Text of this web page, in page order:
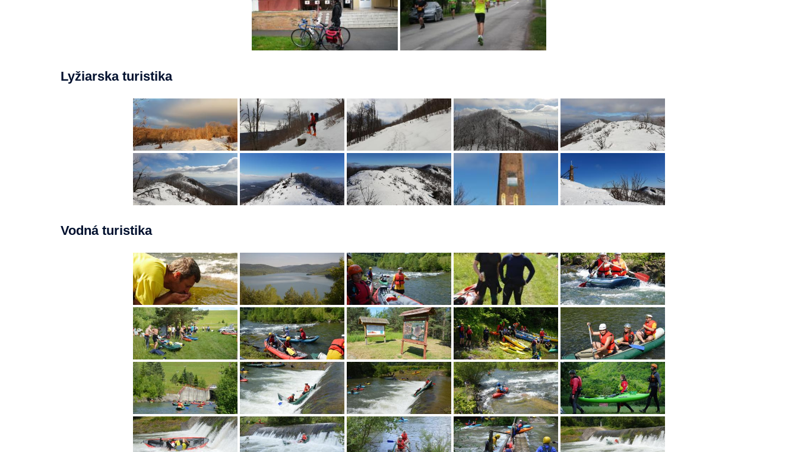
Lyžiarska turistika
Vodná turistika